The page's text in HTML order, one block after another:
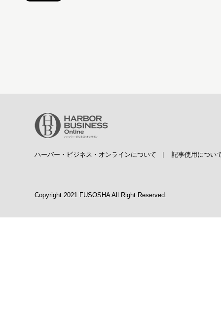
ハーバー・ビジネス・オンラインについて 記事使用につい
Copyright 2021 FUSOSHA All Right Reserved.